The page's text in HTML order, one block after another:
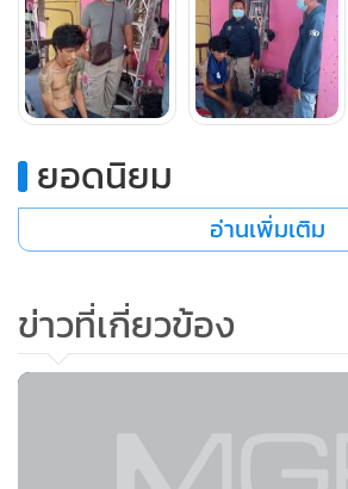
ยอดนิยม
อ่านเพิ่มเติม
ข่าวที่เกี่ยวข้อง